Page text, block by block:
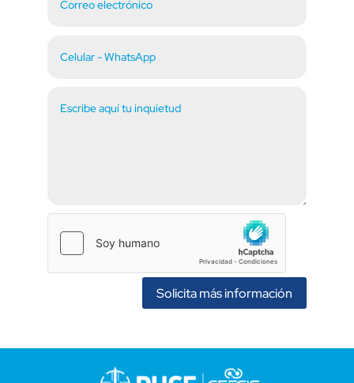
Solicita más información